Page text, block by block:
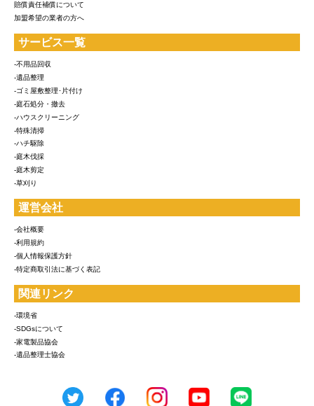
賠償責任補償について
加盟希望の業者の方へ
サービス一覧
-不用品回収
-遺品整理
-ゴミ屋敷整理･片付け
-庭石処分・撤去
-ハウスクリーニング
-特殊清掃
-ハチ駆除
-庭木伐採
-庭木剪定
-草刈り
運営会社
-会社概要
-利用規約
-個人情報保護方針
-特定商取引法に基づく表記
関連リンク
-環境省
-SDGsについて
-家電製品協会
-遺品整理士協会